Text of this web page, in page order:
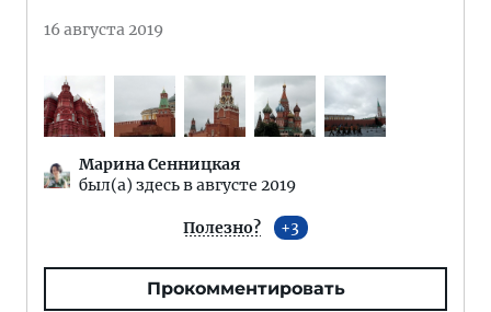
16 августа 2019
Марина Сенницкая
был(а) здесь в августе 2019
Полезно? 3
Прокомментировать